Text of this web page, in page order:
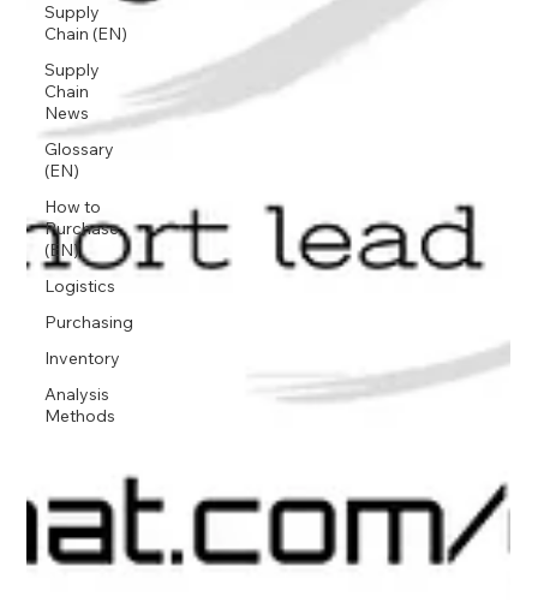
Supply
Chain (EN)
Supply
Chain
News
Glossary
(EN)
How to
Purchase
(EN)
Logistics
Purchasing
Inventory
Analysis
Methods